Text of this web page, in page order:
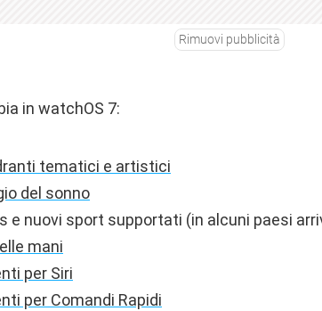
Rimuovi pubblicità
in watchOS 7:
tematici e artistici
del sonno
e nuovi sport supportati (in alcuni paesi
mani
per Siri
per Comandi Rapidi